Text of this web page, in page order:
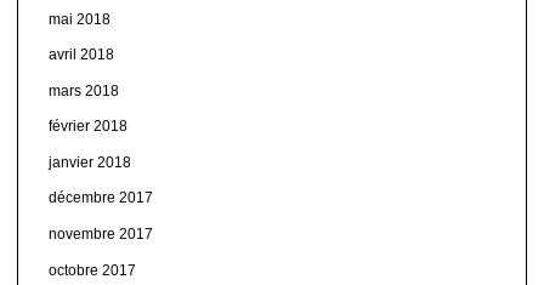
mai 2018
avril 2018
mars 2018
février 2018
janvier 2018
décembre 2017
novembre 2017
octobre 2017